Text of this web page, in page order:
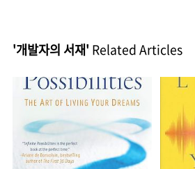
'개발자의 서재' Related Articles